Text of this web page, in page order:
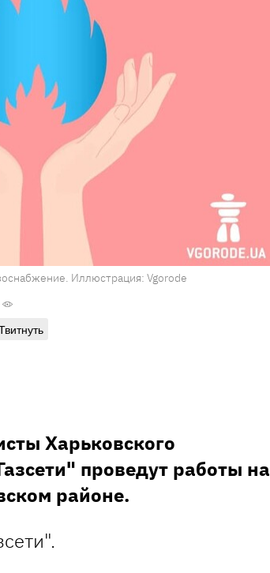
Иллюстрация: Vgorode
Харьковского
проведут работы на
районе.